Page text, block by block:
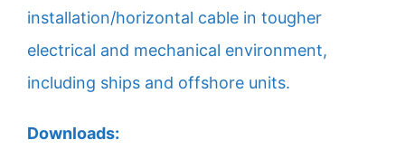
Service & Zubehör
Download Kataloge
installation/horizontal cable in tougher
electrical and mechanical environment,
including ships and offshore units.
Downloads: